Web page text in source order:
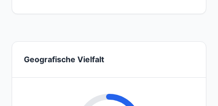
Geografische Vielfalt